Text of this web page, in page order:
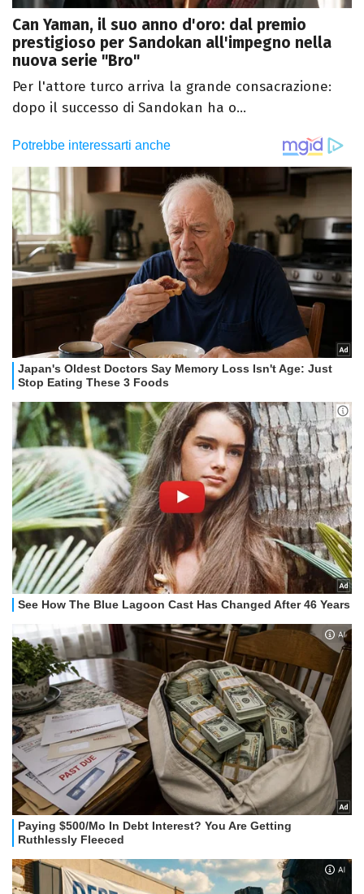
Can Yaman, il suo anno d'oro: dal premio
prestigioso per Sandokan all'impegno nella
nuova serie "Bro"
Per l'attore turco arriva la grande consacrazione:
dopo il successo di Sandokan ha o...